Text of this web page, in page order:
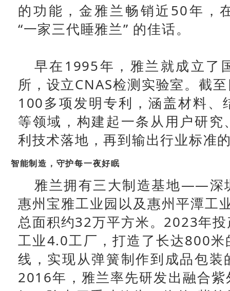
的功能，金雅兰畅销近50年，
“一家三代睡雅兰” 的佳话。
早在1995年，雅兰就成立了
所，设立CNAS检测实验室。截
100多项发明专利，涵盖材料、
等领域，构建起一条从用户研
利技术落地，再到输出行业标准
智能制造，守护每一夜好眠
雅兰拥有三大制造基地——深
惠州宝雅工业园以及惠州平潭工
总面积约32万平方米。2023年
工业4.0工厂，打造了长达800
线，实现从弹簧制作到成品包装
2016年，雅兰率先研发出融合